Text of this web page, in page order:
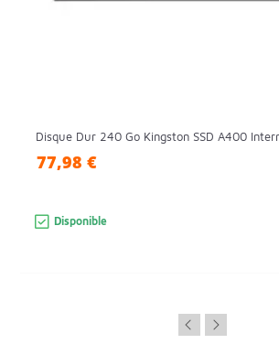
Disque Dur 240 Go Kingston SSD A400
77,98 €
Disponible